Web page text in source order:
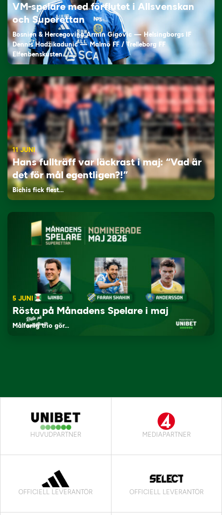
VM-spelare med förflutet i Allsvenskan
och Superettan
Bosnien & Hercegovina Armin Gigovic — Helsingborgs IF
Dennis Hadžikadunić — Malmö FF / Trelleborg FF
Elfenbenskusten…
11 JUNI
Hans fullträff var läckrast i maj: “Vad är
det för mål egentligen?!”
Bichis fick flest…
5 JUNI
Rösta på Månadens Spelare i maj
Målfarlig trio gör…
HUVUDPARTNER MEDIAPARTNER
OFFICIELL LEVERANTÖR OFFICIELL LEVERANTÖR